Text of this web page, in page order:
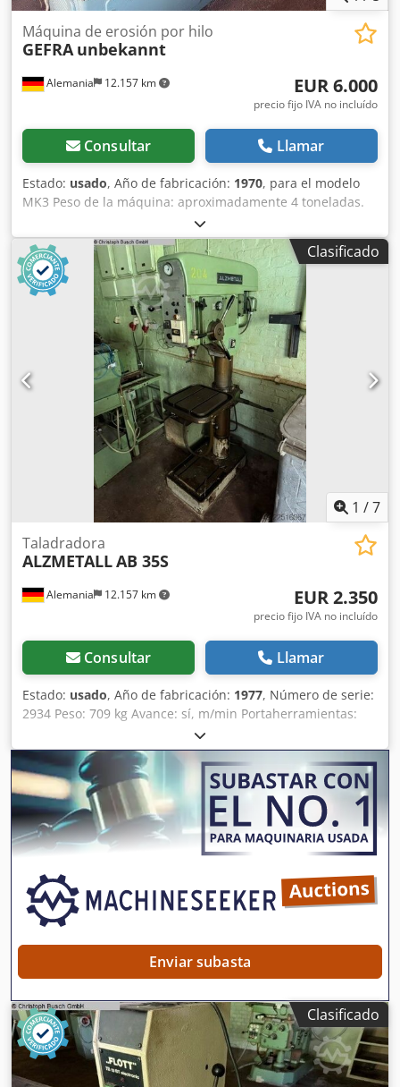
Alemania 12.157 km
Máquina de erosión por hilo
GEFRA unbekannt
EUR 6.000
precio fijo IVA no incluído
Consultar Llamar
Estado: usado, Año de fabricación: 1970, para el modelo
MK3 Peso de la máquina: aproximadamente 4 toneladas.
Clasificado
1 /7
Alemania 12.157 km
Taladradora
ALZMETALLAB 35S
EUR 2.350
precio fijo IVA no incluído
Consultar Llamar
Estado: usado, Año de fabricación: 1977, Número de serie:
2934 Peso: 709 kg Avance: sí, m/min Portaherramientas:
Enviar subasta
Clasificado